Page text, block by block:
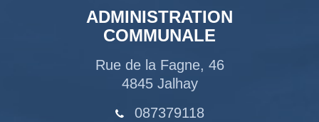
ADMINISTRATION
COMMUNALE
Rue de la Fagne, 46
4845 Jalhay
087379118